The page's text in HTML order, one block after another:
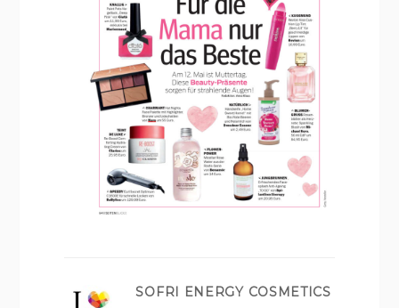
SOFRI ENERGY COSMETICS